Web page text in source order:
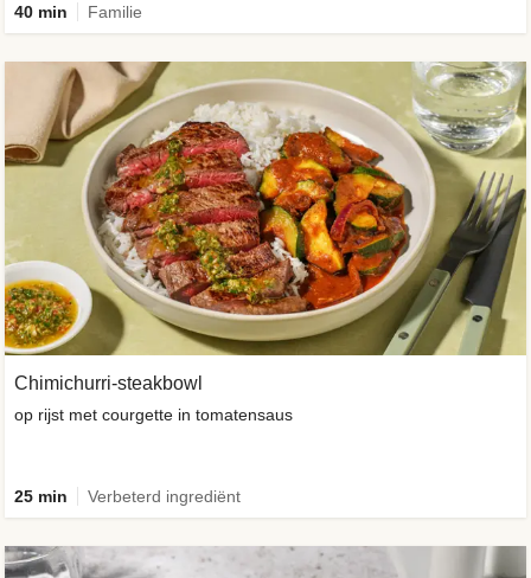
40 min Familie
Chimichurri-steakbowl
op rijst met courgette in tomatensaus
25 min Verbeterd ingrediënt